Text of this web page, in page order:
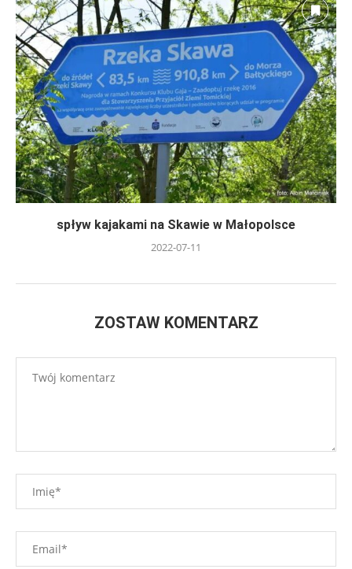
spływ kajakami na Skawie w Małopolsce
2022-07-11
ZOSTAW KOMENTARZ